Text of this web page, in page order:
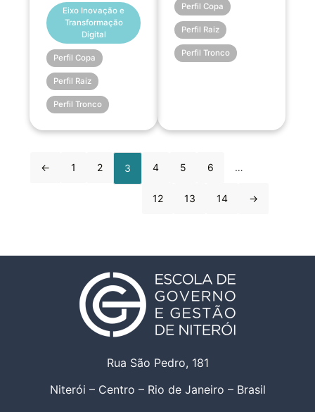
Eixo Inovação e
Transformação
Digital
Perfil Copa
Perfil Raiz
Perfil Tronco
Perfil Copa
Perfil Raiz
Perfil Tronco
← 1 2 3 4 5 6 …
12 13 14 →
Rua São Pedro, 181
Niterói – Centro – Rio de Janeiro – Brasil